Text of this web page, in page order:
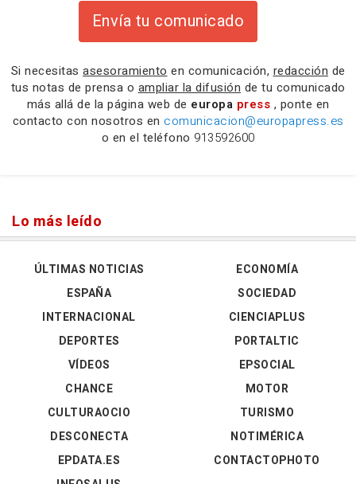
Envía tu comunicado
Si necesitas asesoramiento en comunicación, redacción de
tus notas de prensa o ampliar la difusión de tu comunicado
más allá de la página web de europa press , ponte en
contacto con nosotros en comunicacion@europapress.es
o en el teléfono 913592600
Lo más leído
ÚLTIMAS NOTICIAS
ESPAÑA
INTERNACIONAL
DEPORTES
VÍDEOS
ECONOMÍA
SOCIEDAD
CIENCIAPLUS
PORTALTIC
EPSOCIAL
CHANCE
CULTURAOCIO
DESCONECTA
EPDATA.ES
MOTOR
TURISMO
NOTIMÉRICA
CONTACTOPHOTO